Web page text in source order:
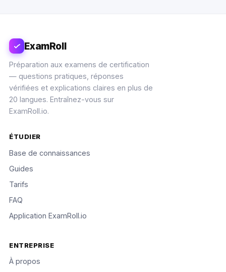
ExamRoll
Préparation aux examens de certification
— questions pratiques, réponses
vérifiées et explications claires en plus de
20 langues. Entraînez-vous sur
ExamRoll.io.
ÉTUDIER
Base de connaissances
Guides
Tarifs
FAQ
Application ExamRoll.io
ENTREPRISE
À propos